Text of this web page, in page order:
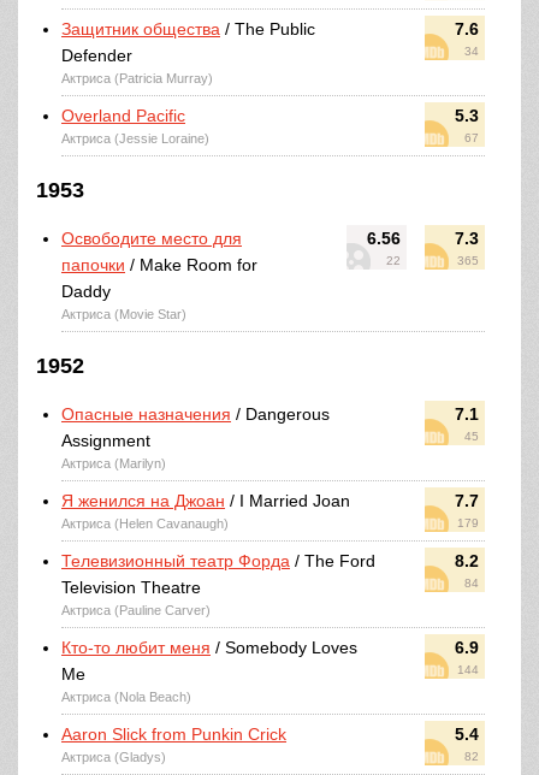
7.6
34
Защитник общества / The Public
Defender
Актриса (Patricia Murray)
5.3
67
Overland Pacific
Актриса (Jessie Loraine)
1953
6.56
22
7.3
365
Освободите место для
папочки / Make Room for
Daddy
Актриса (Movie Star)
1952
7.1
45
Опасные назначения / Dangerous
Assignment
Актриса (Marilyn)
7.7
179
Я женился на Джоан / I Married Joan
Актриса (Helen Cavanaugh)
8.2
84
Телевизионный театр Форда / The Ford
Television Theatre
Актриса (Pauline Carver)
6.9
144
Кто-то любит меня / Somebody Loves
Me
Актриса (Nola Beach)
5.4
82
Aaron Slick from Punkin Crick
Актриса (Gladys)